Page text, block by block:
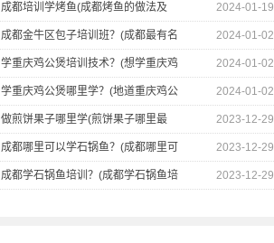
2024-01-19
成都培训学烤鱼(成都烤鱼的做法及
2024-01-02
成都金牛区包子培训班？(成都最有名
2024-01-02
学重庆鸡公煲培训技术？(想学重庆鸡
2024-01-02
学重庆鸡公煲哪里学？(地道重庆鸡公
2023-12-29
做煎饼果子哪里学(煎饼果子哪里最
2023-12-29
成都哪里可以学石锅鱼？(成都哪里可
2023-12-29
成都学石锅鱼培训？(成都学石锅鱼培